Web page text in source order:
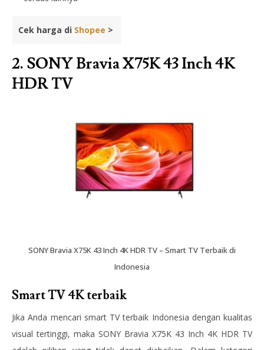
Cek harga di Shopee >
2. SONY Bravia X75K 43 Inch 4K
HDR TV
SONY Bravia X75K 43 Inch 4K HDR TV – Smart TV Terbaik di
Indonesia
Smart TV 4K terbaik
Jika Anda mencari smart TV terbaik Indonesia dengan kualitas
visual tertinggi, maka SONY Bravia X75K 43 Inch 4K HDR TV